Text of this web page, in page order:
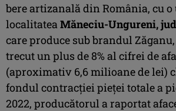
bere artizanală din România, cu
localitateaMăneciu-Ungureni,
care produce sub brandul
trecut un plus de 8% al cifrei de
(aproximativ 6,6 milioane de lei)
fondul contracției pieței totale a
2022, producătorul a raportat